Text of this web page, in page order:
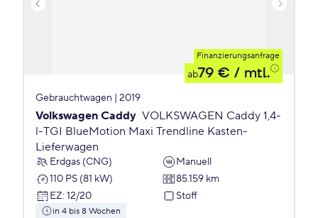
Finanzierungsanfrage
ab79 € / mtl.
Gebrauchtwagen | 2019
Volkswagen Caddy VOLKSWAGEN Caddy 1,4-
l-TGI BlueMotion Maxi Trendline Kasten-
Lieferwagen
Erdgas (CNG)
Manuell
110 PS (81 kW)
85.159 km
EZ: 12/20 Stoff
in 4 bis 8 Wochen